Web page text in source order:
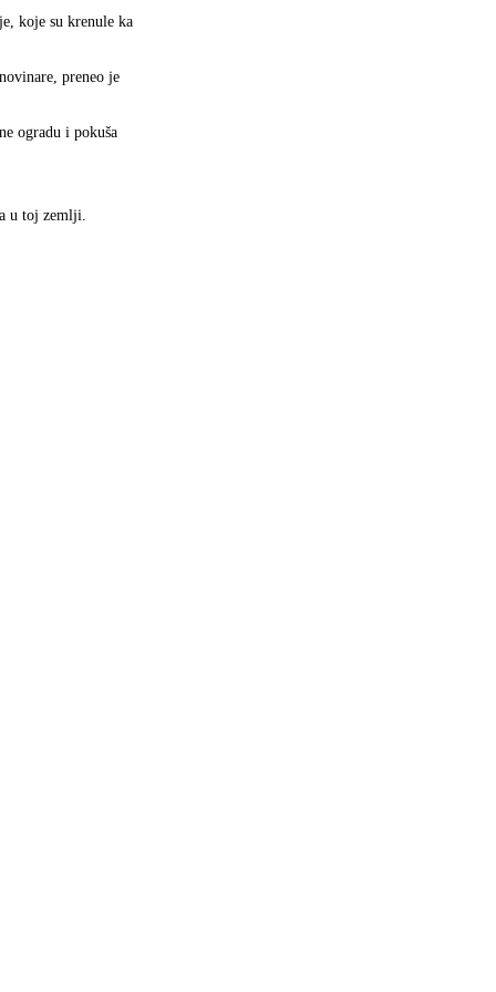
koje su krenule ka
preneo je
ogradu i pokuša
u toj zemlji.